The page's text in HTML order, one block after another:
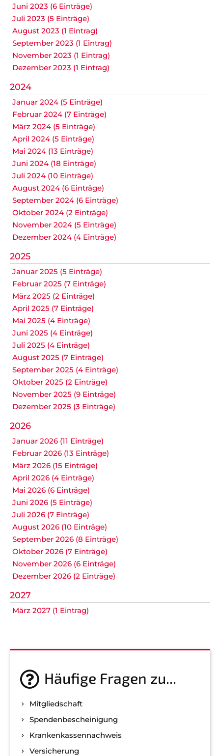
Juni 2023 (6 Einträge)
Juli 2023 (5 Einträge)
August 2023 (1 Eintrag)
September 2023 (1 Eintrag)
November 2023 (1 Eintrag)
Dezember 2023 (1 Eintrag)
2024
Januar 2024 (5 Einträge)
Februar 2024 (7 Einträge)
März 2024 (5 Einträge)
April 2024 (5 Einträge)
Mai 2024 (13 Einträge)
Juni 2024 (18 Einträge)
Juli 2024 (10 Einträge)
August 2024 (6 Einträge)
September 2024 (6 Einträge)
Oktober 2024 (2 Einträge)
November 2024 (5 Einträge)
Dezember 2024 (4 Einträge)
2025
Januar 2025 (5 Einträge)
Februar 2025 (7 Einträge)
März 2025 (2 Einträge)
April 2025 (7 Einträge)
Mai 2025 (4 Einträge)
Juni 2025 (4 Einträge)
Juli 2025 (4 Einträge)
August 2025 (7 Einträge)
September 2025 (4 Einträge)
Oktober 2025 (2 Einträge)
November 2025 (9 Einträge)
Dezember 2025 (3 Einträge)
2026
Januar 2026 (11 Einträge)
Februar 2026 (13 Einträge)
März 2026 (15 Einträge)
April 2026 (4 Einträge)
Mai 2026 (6 Einträge)
Juni 2026 (5 Einträge)
Juli 2026 (7 Einträge)
August 2026 (10 Einträge)
September 2026 (8 Einträge)
Oktober 2026 (7 Einträge)
November 2026 (6 Einträge)
Dezember 2026 (2 Einträge)
2027
März 2027 (1 Eintrag)
Häufige Fragen zu...
Mitgliedschaft
Spenden­bescheinigung
Kranken­kassen­nachweis
Versicherung